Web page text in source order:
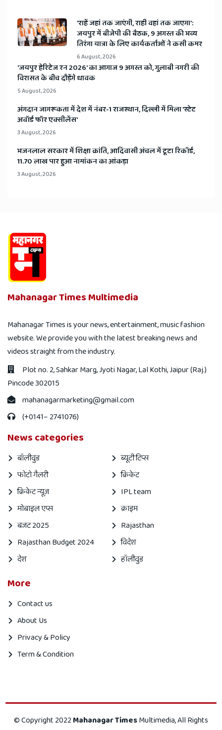
'राहें जहां तक जाएंगी, राही वहां तक जाएगा':
जयपुर में बीजेपी की बैठक, 9 अगस्त की भव्य
तिरंगा यात्रा के लिए कार्यकर्ताओं ने कसी कमर
6 August, 2026
​'जयपुर हेरिटेज रन 2026' का आगाज 9 अगस्त को, गुलाबी नगरी की
विरासत के बीच दौड़ेंगे धावक
5 August, 2026
अंगदान जागरूकता में देश में नंबर-1 राजस्थान, दिल्ली में मिला 'स्टेट
अवॉर्ड फॉर एक्सीलेंस'
3 August, 2026
भजनलाल सरकार में शिक्षा क्रांति, आदिवासी अंचल में टूटा रिकॉर्ड,
11.70 लाख पार हुआ नामांकन का आंकड़ा
3 August, 2026
Mahanagar Times Multimedia
Mahanagar Times is your news, entertainment, music fashion
website. We provide you with the latest breaking news and
videos straight from the industry.
Plot no. 2, Sahkar Marg, Jyoti Nagar, Lal Kothi, Jaipur (Raj.)
Pincode 302015
mahanagarmarketing@gmail.com
(+0141– 2741076)
News categories
बॉलीवुड
ब्यूटी टिप्स
फोटो गैलरी
क्रिकेट
क्रिकेट न्यूज़
IPL team
मोबाइल एप्स
क्राइम
बजट 2025
Rajasthan
Rajasthan Budget 2024
विदेश
देश
हॉलीवुड
More
Contact us
About Us
Privacy & Policy
Term & Condition
times
Times© Copyright 2022Mahanagar TimesMultimedia, All Rights